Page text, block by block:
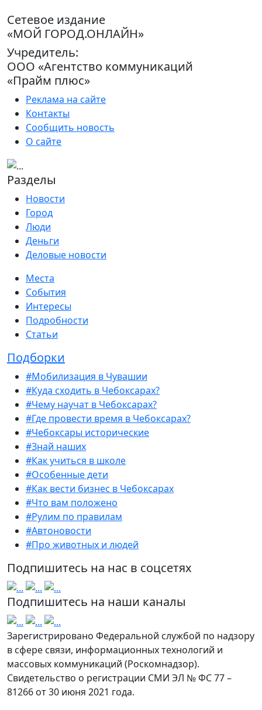
Сетевое издание
«МОЙ ГОРОД.ОНЛАЙН»
Учредитель:
ООО «Агентство коммуникаций
«Прайм плюс»
Реклама на сайте
Контакты
Сообщить новость
О сайте
Разделы
Новости
Город
Люди
Деньги
Деловые новости
Места
События
Интересы
Подробности
Статьи
Подборки
#Мобилизация в Чувашии
#Куда сходить в Чебоксарах?
#Чему научат в Чебоксарах?
#Где провести время в Чебоксарах?
#Чебоксары исторические
#Знай наших
#Как учиться в школе
#Особенные дети
#Как вести бизнес в Чебоксарах
#Что вам положено
#Рулим по правилам
#Автоновости
#Про животных и людей
Подпишитесь на нас в соцсетях
Подпишитесь на наши каналы
Зарегистрировано Федеральной службой по надзору
в сфере связи, информационных технологий и
массовых коммуникаций (Роскомнадзор).
Свидетельство о регистрации СМИ ЭЛ № ФС 77 –
81266 от 30 июня 2021 года.